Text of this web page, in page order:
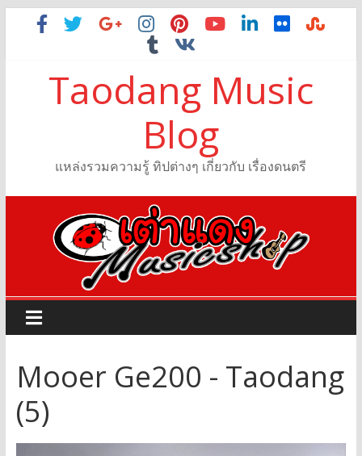
Taodang Music
Blog
แหล่งรวมความรู้ ทิปต่างๆ เกี่ยวกับ เรื่องดนตรี
Mooer Ge200 - Taodang
(5)